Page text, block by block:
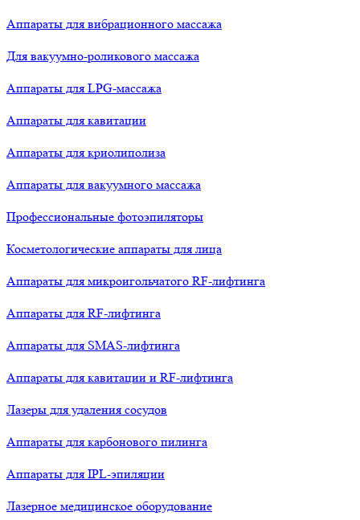
Аппараты для вибрационного массажа
Для вакуумно-роликового массажа
Аппараты для LPG-массажа
Аппараты для кавитации
Аппараты для криолиполиза
Аппараты для вакуумного массажа
Профессиональные фотоэпиляторы
Косметологические аппараты для лица
Аппараты для микроигольчатого RF-лифтинга
Аппараты для RF-лифтинга
Аппараты для SMAS-лифтинга
Аппараты для кавитации и RF-лифтинга
Лазеры для удаления сосудов
Аппараты для карбонового пилинга
Аппараты для IPL-эпиляции
Лазерное медицинское оборудование